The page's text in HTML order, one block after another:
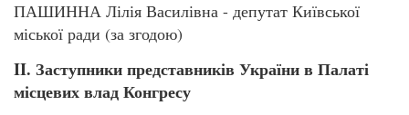
ПАШИННА Лілія Василівна - депутат Київської
міської ради (за згодою)
II. Заступники представників України в Палаті
місцевих влад Конгресу